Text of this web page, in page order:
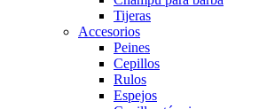
Tijeras
Accesorios
Peines
Cepillos
Rulos
Espejos